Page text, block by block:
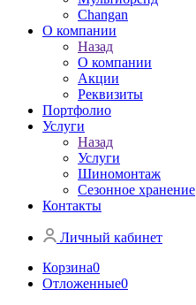
Сhangan
О компании
Назад
О компании
Акции
Реквизиты
Портфолио
Услуги
Назад
Услуги
Шиномонтаж
Сезонное хранение
Контакты
Личный кабинет
Корзина0
Отложенные0